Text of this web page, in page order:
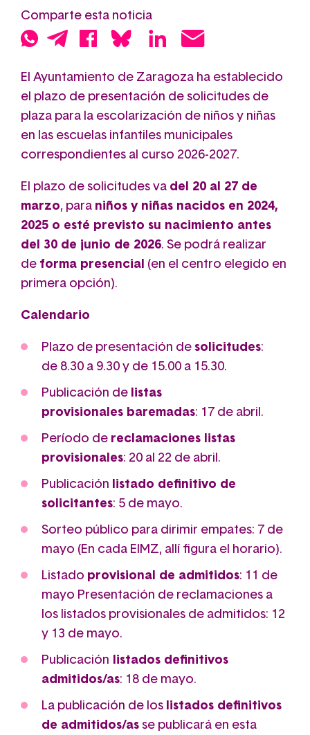
Comparte esta noticia
El Ayuntamiento de Zaragoza ha establecido
el plazo de presentación de solicitudes de
plaza para la escolarización de niños y niñas
en las escuelas infantiles municipales
correspondientes al curso 2026-2027.
El plazo de solicitudes va del 20 al 27 de
marzo, para niños y niñas nacidos en 2024,
2025 o esté previsto su nacimiento antes
del 30 de junio de 2026. Se podrá realizar
de forma presencial (en el centro elegido en
primera opción).
Calendario
Plazo de presentación de solicitudes:
de 8.30 a 9.30 y de 15.00 a 15.30.
Publicación de listas
provisionales baremadas: 17 de abril.
Período de reclamaciones listas
provisionales: 20 al 22 de abril.
Publicación
listado definitivo de
solicitantes: 5 de mayo.
Sorteo público para dirimir empates: 7 de
mayo (En cada EIMZ, allí figura el horario).
Listado provisional de admitidos: 11 de
mayo Presentación de reclamaciones a
los listados provisionales de admitidos: 12
y 13 de mayo.
Publicación listados definitivos
admitidos/as: 18 de mayo.
La publicación de los listados definitivos
de admitidos/as se publicará en esta